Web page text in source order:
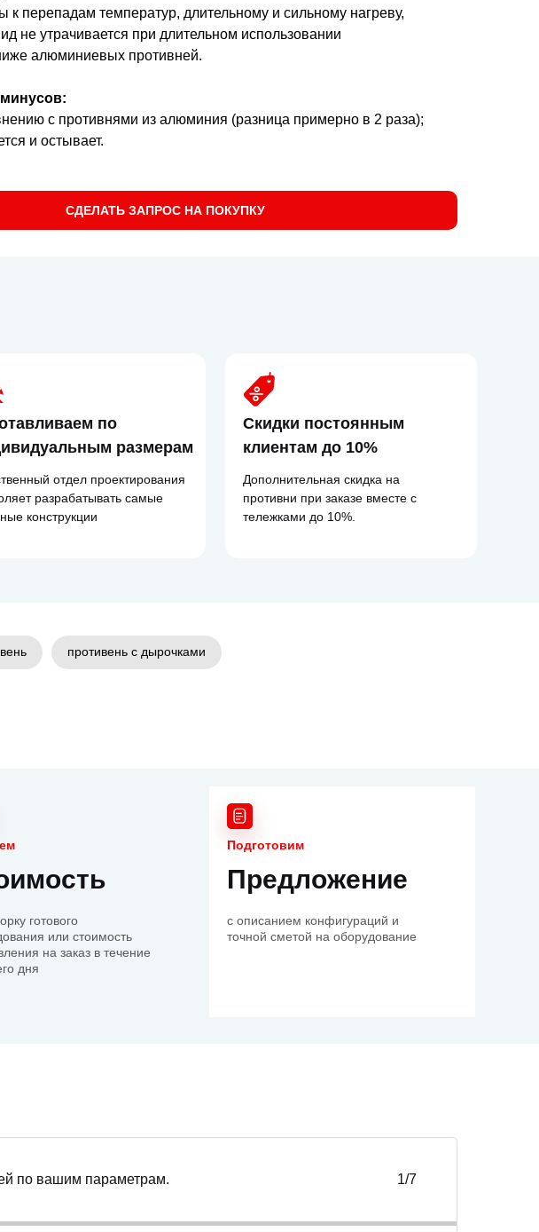
к перепадам температур, длительному и сильному нагреву,
не утрачивается при длительном использовании
алюминиевых противней.
с противнями из алюминия (разница примерно в 2 раза);
и остывает.
СДЕЛАТЬ ЗАПРОС НА ПОКУПКУ
по
размерам
отдел проектирования
разрабатывать самые
конструкции
Скидки постоянным
клиентам до 10%
Дополнительная скидка на
противни при заказе вместе с
тележками до 10%.
противень с дырочками
Подготовим
Предложение
с описанием конфигураций и
точной сметой на оборудование
готового
или стоимость
на заказ в течение
дня
по вашим параметрам. 1/7